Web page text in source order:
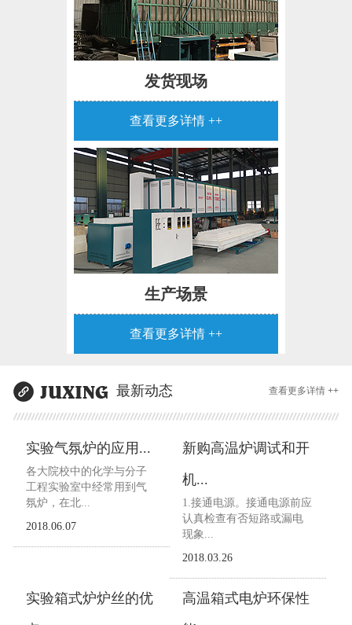
发货现场
查看更多详情 ++
生产场景
查看更多详情 ++
最新动态 查看更多详情 ++
实验气氛炉的应用...
各大院校中的化学与分子
工程实验室中经常用到气
氛炉，在北...
2018.06.07
新购高温炉调试和开
机...
1.接通电源。接通电源前应
认真检查有否短路或漏电
现象...
2018.03.26
实验箱式炉炉丝的优
高温箱式电炉环保性